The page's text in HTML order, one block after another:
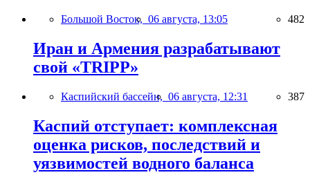
Большой Восток, 06 августа, 13:05 482
Иран и Армения разрабатывают
свой «TRIPP»
Каспийский бассейн, 06 августа, 12:31 387
Каспий отступает: комплексная
оценка рисков, последствий и
уязвимостей водного баланса